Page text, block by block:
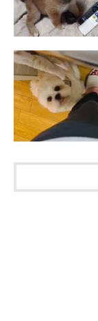
京都府在住。柴犬
を呼び、「ここ柴
ストは、ドラマ・
たちのクスッと笑
出版。